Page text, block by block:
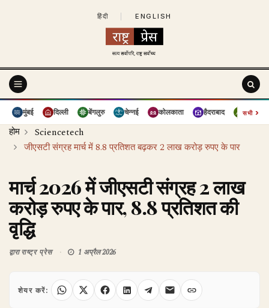
हिंदी ENGLISH
मुंबई दिल्ली बेंगलुरु चेन्नई कोलकाता हैदराबाद पुणे
सभी›
होम
Sciencetech
जीएसटी संग्रह मार्च में 8.8 प्रतिशत बढ़कर 2 लाख करोड़ रुपए के पार
मार्च 2026 में जीएसटी संग्रह 2 लाख
करोड़ रुपए के पार, 8.8 प्रतिशत की
वृद्धि
द्वाराराष्ट्र प्रेस 1 अप्रैल 2026
शेयर करें: